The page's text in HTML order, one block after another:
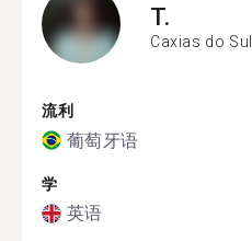
T.
Caxias do Sul
流利
葡萄牙语
学
英语